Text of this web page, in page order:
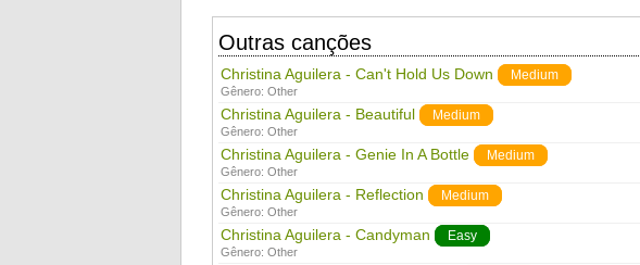
Outras canções
Christina Aguilera - Can't Hold Us Down Medium
Gênero: Other
Christina Aguilera - Beautiful Medium
Gênero: Other
Christina Aguilera - Genie In A Bottle Medium
Gênero: Other
Christina Aguilera - Reflection Medium
Gênero: Other
Christina Aguilera - Candyman Easy
Gênero: Other